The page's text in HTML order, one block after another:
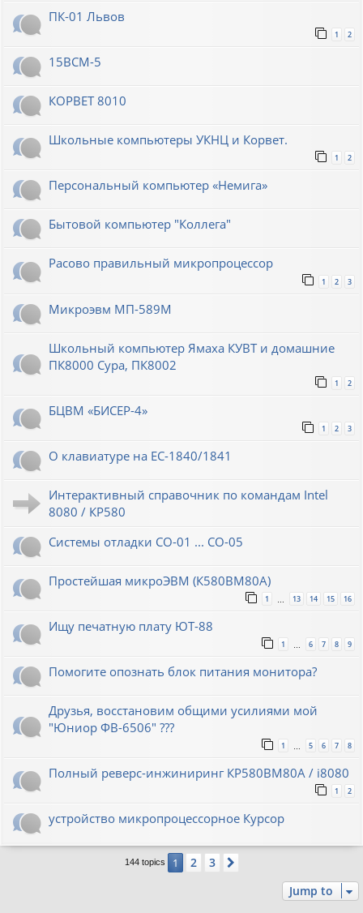
ПК-01 Львов
1 2
15ВСМ-5
КОРВЕТ 8010
Школьные компьютеры УКНЦ и Корвет.
1 2
Персональный компьютер «Немига»
Бытовой компьютер "Коллега"
Расово правильный микропроцессор
1 2 3
Микроэвм МП-589М
Школьный компьютер Ямаха КУВТ и домашние
ПК8000 Сура, ПК8002
1 2
БЦВМ «БИСЕР-4»
1 2 3
О клавиатуре на ЕС-1840/1841
Интерактивный справочник по командам Intel
8080 / КР580
Системы отладки СО-01 ... СО-05
Простейшая микроЭВМ (К580ВМ80А)
1 13 14 15 16
Ищу печатную плату ЮТ-88
1 6 7 8 9
Помогите опознать блок питания монитора?
Друзья, восстановим общими усилиями мой
"Юниор ФВ-6506" ???
1 … 5 6 7 8
Полный реверс-инжиниринг КР580ВМ80А / i8080
1 2
устройство микропроцессорное Курсор
144 topics 1 2 3
Jump to